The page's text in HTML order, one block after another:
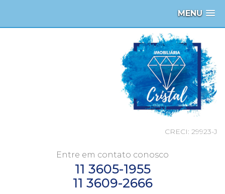
MENU
CRECI: 29923-J
Entre em contato conosco
11 3605-1955
11 3609-2666